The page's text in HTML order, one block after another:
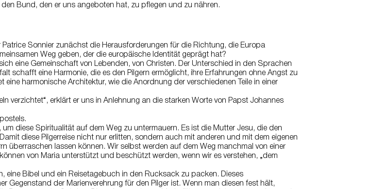
Bund, den er uns angeboten hat, zu pflegen und zu nähren.
Sonnier zunächst die Herausforderungen für die Richtung, die Europa
Weg geben, der die europäische Identität geprägt hat?
eine Gemeinschaft von Lebenden, von Christen. Der Unterschied in den Sprachen
schafft eine Harmonie, die es den Pilgern ermöglicht, ihre Erfahrungen ohne Angst zu
harmonische Architektur, wie die Anordnung der verschiedenen Teile in einer
verzichtet“, erklärt er uns in Anlehnung an die starken Worte von Papst Johannes
diese Spiritualität auf dem Weg zu untermauern. Es ist die Mutter Jesu, die den
diese Pilgerreise nicht nur erlitten, sondern auch mit anderen und mit dem eigenen
überraschen lassen können. Wir selbst werden auf dem Weg manchmal von einer
von Maria unterstützt und beschützt werden, wenn wir es verstehen, „dem
eine Bibel und ein Reisetagebuch in den Rucksack zu packen. Dieses
Gegenstand der Marienverehrung für den Pilger ist. Wenn man diesen fest hält,